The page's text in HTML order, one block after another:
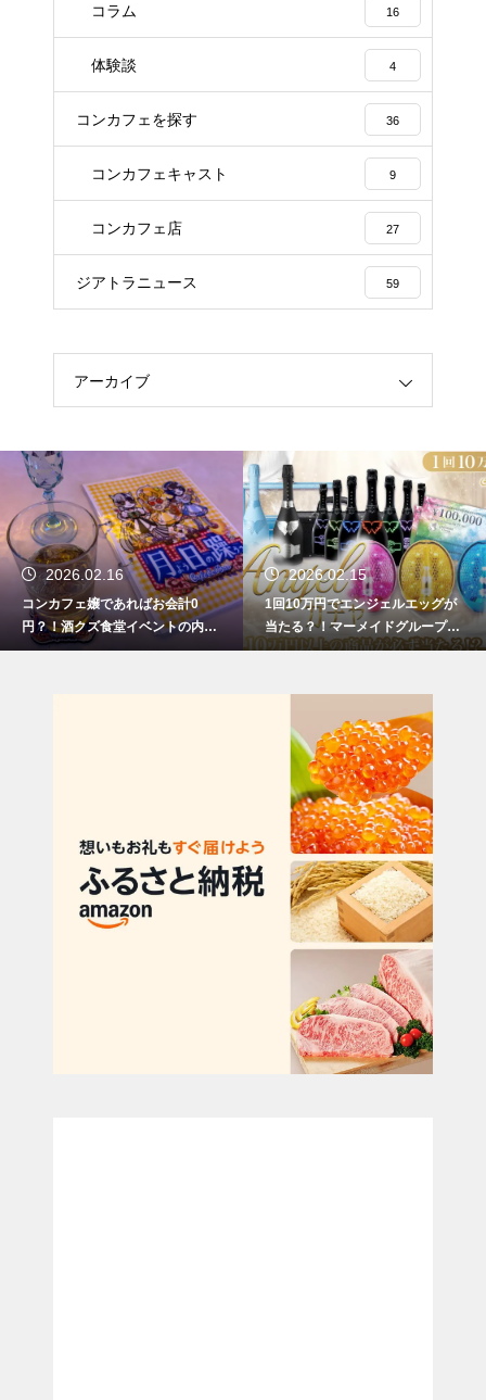
コラム 16
体験談 4
コンカフェを探す 36
コンカフェキャスト 9
コンカフェ店 27
ジアトラニュース 59
アーカイブ
2026.02.15
1回10万円でエンジェルエッグが
当たる？！マーメイドグループコ
ンカフェでエンジェルガチャイベ
ジアトラス運営事務局
マーメイドグループより1回10万
円のエンジェルガチャ解禁！！